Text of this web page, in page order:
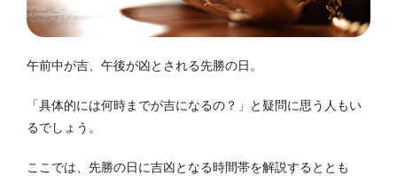
午前中が吉、午後が凶とされる先勝の日。
「具体的には何時までが吉になるの？」と疑問に思う人もい
るでしょう。
ここでは、先勝の日に吉凶となる時間帯を解説するととも